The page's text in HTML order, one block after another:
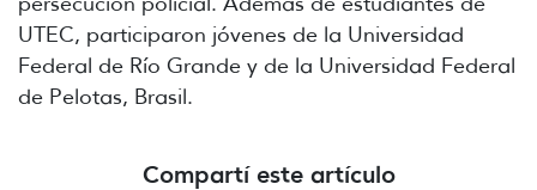
UTEC, participaron jóvenes de la Universidad
Federal de Río Grande y de la Universidad Federal
de Pelotas, Brasil.
Compartí este artículo